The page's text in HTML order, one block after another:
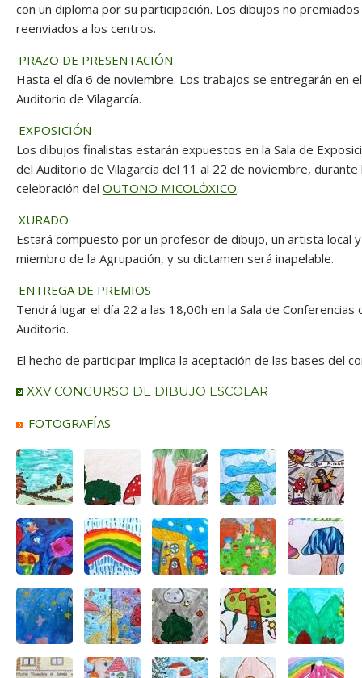
con un diploma por su participación. Los dibujos no
reenviados a los centros.
PRAZO DE PRESENTACIÓN
Hasta el día 6 de noviembre. Los trabajos se entregarán en el
Auditorio de Vilagarcía.
EXPOSICIÓN
Los dibujos finalistas estarán expuestos en la Sala de
del Auditorio de Vilagarcía del 11 al 22 de noviembre, durante
celebración del OUTONO MICOLÓXICO.
XURADO
Estará compuesto por un profesor de dibujo, un artista local
miembro de la Agrupación, y su dictamen será inapelable.
ENTREGA DE PREMIOS
Tendrá lugar el día 22 a las 18,00h en la Sala de Conferencias
Auditorio.
El hecho de participar implica la aceptación de las bases del
XXV CONCURSO DE DIBUJO ESCOLAR
FOTOGRAFÍAS